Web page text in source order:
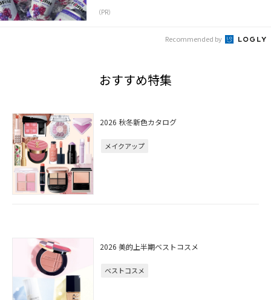
（PR）
Recommended by
おすすめ特集
2026 秋冬新色カタログ
メイクアップ
2026 美的上半期ベストコスメ
ベストコスメ